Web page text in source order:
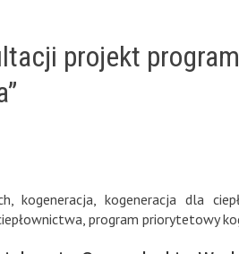
projekt
,kogeneracja ,kogeneracja dla
program priorytetowy